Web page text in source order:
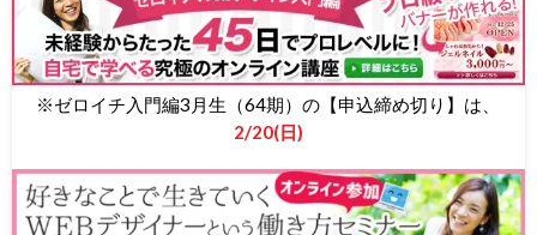
※ゼロイチ入門編3月生（64期）の【申込締め切り】は、
2/20(日)